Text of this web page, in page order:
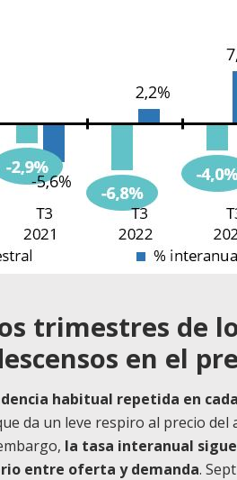
trimestres de
en el
habitual repetida en
da un leve respiro al precio del
la tasa interanual
entre oferta y demanda.